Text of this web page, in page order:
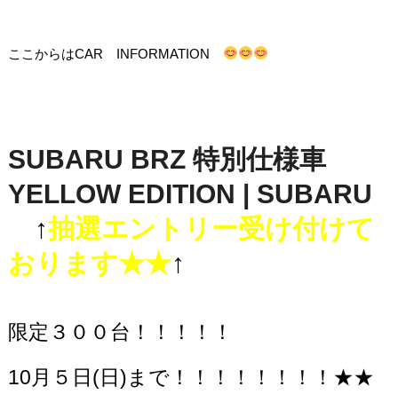
ここからはCAR INFORMATION
SUBARU BRZ 特別仕様車
YELLOW EDITION | SUBARU
↑抽選エントリー受け付けて
おります★★↑
限定３００台！！！！！
10月５日(日)まで！！！！！！！！★★